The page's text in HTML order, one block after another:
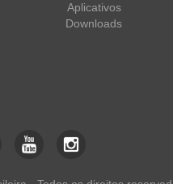
Aplicativos
Downloads